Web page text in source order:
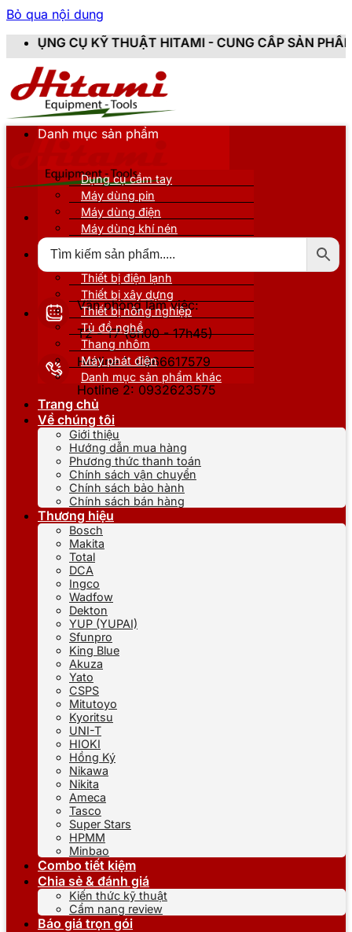
Bỏ qua nội dung
HITAMI - CUNG CẤP SẢN PHẨM CHÍNH HÃNG,
Văn phòng làm việc:
T2 - T7 (8h00 - 17h45)
Hotline 1: 0866617579
Hotline 2: 0932623575
Danh mục sản phẩm
Dụng cụ cầm tay
Máy dùng pin
Máy dùng điện
Máy dùng khí nén
Thiết bị nâng đỡ
Thiết bị điện lạnh
Thiết bị xây dựng
Thiết bị nông nghiệp
Tủ đồ nghề
Thang nhôm
Máy phát điện
Danh mục sản phẩm khác
Trang chủ
Về chúng tôi
Giới thiệu
Hướng dẫn mua hàng
Phương thức thanh toán
Chính sách vận chuyển
Chính sách bảo hành
Chính sách bán hàng
Thương hiệu
Bosch
Makita
Total
DCA
Ingco
Wadfow
Dekton
YUP (YUPAI)
Sfunpro
King Blue
Akuza
Yato
CSPS
Mitutoyo
Kyoritsu
UNI-T
HIOKI
Hồng Ký
Nikawa
Nikita
Ameca
Tasco
Super Stars
HPMM
Minbao
Combo tiết kiệm
Chia sẻ & đánh giá
Kiến thức kỹ thuật
Cẩm nang review
Báo giá trọn gói